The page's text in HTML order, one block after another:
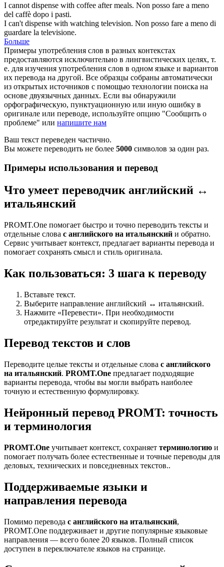
I cannot dispense with coffee after meals. Non posso fare a meno
del caffè dopo i pasti.
I can't dispense with watching television. Non posso fare a meno di
guardare la televisione.
Больше
Примеры употребления слов в разных контекстах
предоставляются исключительно в лингвистических целях, т.
е. для изучения употребления слов в одном языке и вариантов
их перевода на другой. Все образцы собраны автоматически
из открытых источников с помощью технологии поиска на
основе двуязычных данных. Если вы обнаружили
орфографическую, пунктуационную или иную ошибку в
оригинале или переводе, используйте опцию "Сообщить о
проблеме" или напишите нам
Ваш текст переведен частично.
Вы можете переводить не более 5000 символов за один раз.
Примеры использования и перевод
Что умеет переводчик английский ↔
итальянский
PROMT.One помогает быстро и точно переводить тексты и
отдельные слова с английского на итальянский и обратно.
Сервис учитывает контекст, предлагает варианты перевода и
помогает сохранять смысл и стиль оригинала.
Как пользоваться: 3 шага к переводу
Вставьте текст.
Выберите направление английский ↔ итальянский.
Нажмите «Перевести». При необходимости
отредактируйте результат и скопируйте перевод.
Перевод текстов и слов
Переводите целые тексты и отдельные слова с английского
на итальянский. PROMT.One предлагает подходящие
варианты перевода, чтобы вы могли выбрать наиболее
точную и естественную формулировку.
Нейронный перевод PROMT: точность
и терминология
PROMT.One учитывает контекст, сохраняет терминологию и
помогает получать более естественные и точные переводы для
деловых, технических и повседневных текстов..
Поддерживаемые языки и
направления перевода
Помимо перевода с английского на итальянский,
PROMT.One поддерживает и другие популярные языковые
направления — всего более 20 языков. Полный список
доступен в переключателе языков на странице.